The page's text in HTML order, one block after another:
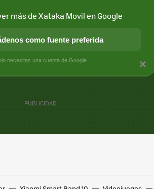
MÓVIL Y SOCIEDAD APLICACIONES
×
más de Xataka Movil en Google
como fuente preferida
necesitas una cuenta de Google